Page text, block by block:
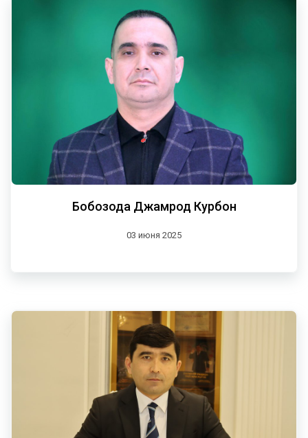
Бобозода Джамрод Курбон
03 июня 2025